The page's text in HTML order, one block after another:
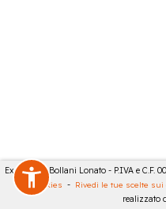
Expert City Bollani Lonato - P.IVA e C.F.
Cookies - Rivedi le tue scelte sui
realizzato